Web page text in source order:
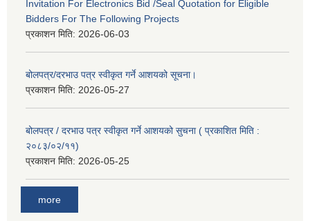
Invitation For Electronics Bid /Seal Quotation for Eligible
Bidders For The Following Projects
प्रकाशन मिति: 2026-06-03
बोलपत्र/दरभाउ पत्र स्वीकृत गर्ने आशयको सूचना।
प्रकाशन मिति: 2026-05-27
बोलपत्र / दरभाउ पत्र स्वीकृत गर्ने आशयको सुचना ( प्रकाशित मिति :
२०८३/०२/११)
प्रकाशन मिति: 2026-05-25
more